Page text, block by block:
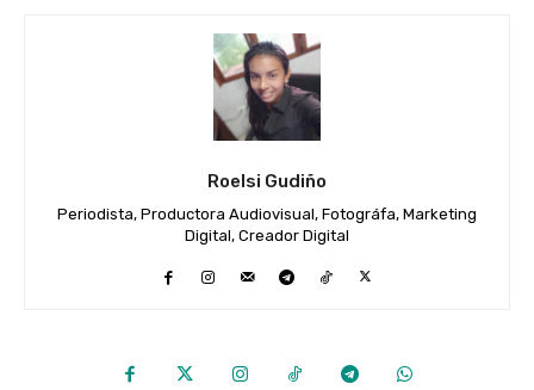
Roelsi Gudiño
Periodista, Productora Audiovisual, Fotográfa, Marketing
Digital, Creador Digital